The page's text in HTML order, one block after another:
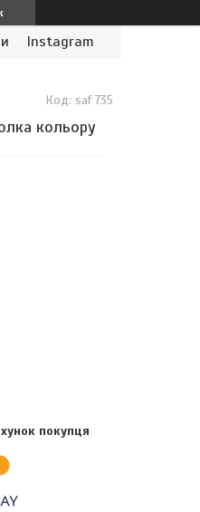
Instagram
кольору
Код: saf 735
покупця